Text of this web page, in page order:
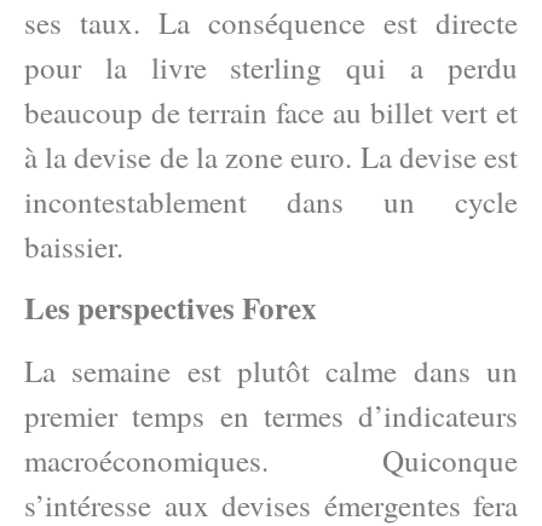
ses taux. La conséquence est directe
pour la livre sterling qui a perdu
beaucoup de terrain face au billet vert et
à la devise de la zone euro. La devise est
incontestablement dans un cycle
baissier.
Les perspectives Forex
La semaine est plutôt calme dans un
premier temps en termes d’indicateurs
macroéconomiques. Quiconque
s’intéresse aux devises émergentes fera